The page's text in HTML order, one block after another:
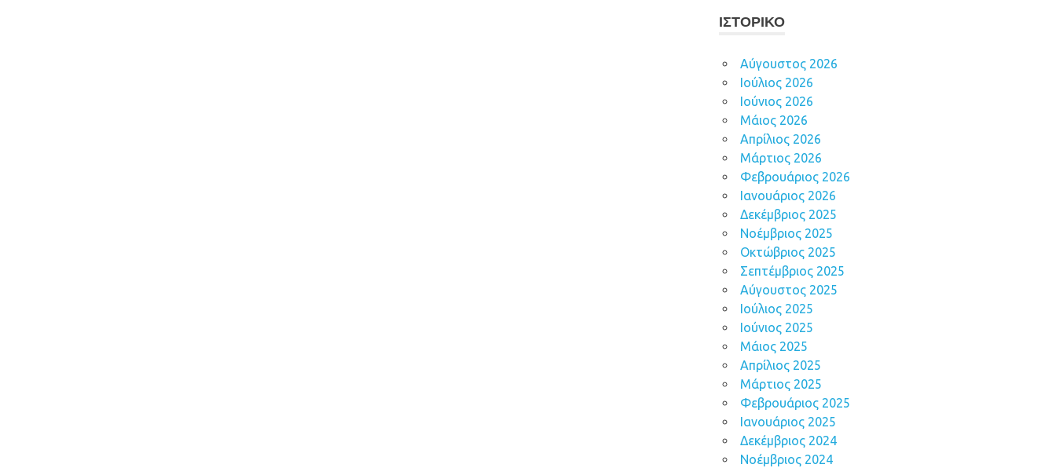
ΙΣΤΟΡΙΚΌ
Αύγουστος 2026
Ιούλιος 2026
Ιούνιος 2026
Μάιος 2026
Απρίλιος 2026
Μάρτιος 2026
Φεβρουάριος 2026
Ιανουάριος 2026
Δεκέμβριος 2025
Νοέμβριος 2025
Οκτώβριος 2025
Σεπτέμβριος 2025
Αύγουστος 2025
Ιούλιος 2025
Ιούνιος 2025
Μάιος 2025
Απρίλιος 2025
Μάρτιος 2025
Φεβρουάριος 2025
Ιανουάριος 2025
Δεκέμβριος 2024
Νοέμβριος 2024